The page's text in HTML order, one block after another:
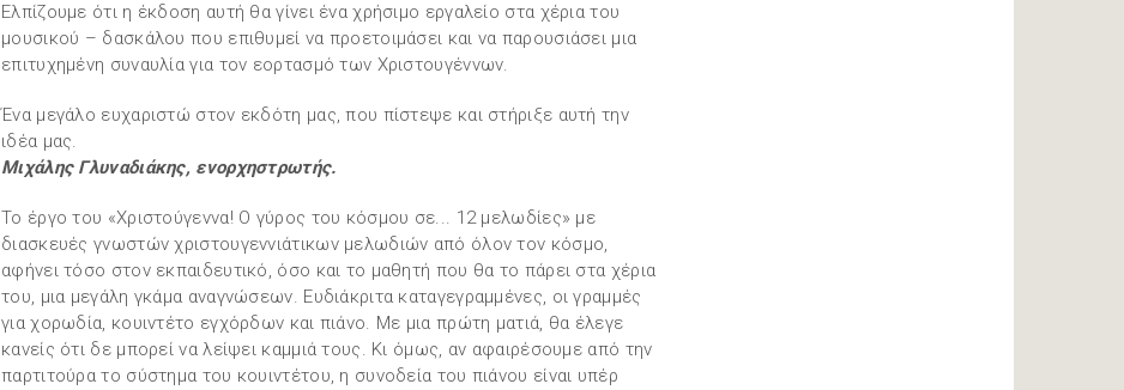
Ελπίζουμε ότι η έκδοση αυτή θα γίνει ένα χρήσιμο εργαλείο στα χέρια του
μουσικού – δασκάλου που επιθυμεί να προετοιμάσει και να παρουσιάσει μια
επιτυχημένη συναυλία για τον εορτασμό των Χριστουγέννων.
Ένα μεγάλο ευχαριστώ στον εκδότη μας, που πίστεψε και στήριξε αυτή την
ιδέα μας.
Μιχάλης Γλυναδιάκης, ενορχηστρωτής.
Το έργο του «Χριστούγεννα! Ο γύρος του κόσμου σε... 12 μελωδίες» με
διασκευές γνωστών χριστουγεννιάτικων μελωδιών από όλον τον κόσμο,
αφήνει τόσο στον εκπαιδευτικό, όσο και το μαθητή που θα το πάρει στα χέρια
του, μια μεγάλη γκάμα αναγνώσεων. Ευδιάκριτα καταγεγραμμένες, οι γραμμές
για χορωδία, κουιντέτο εγχόρδων και πιάνο. Με μια πρώτη ματιά, θα έλεγε
κανείς ότι δε μπορεί να λείψει καμμιά τους. Κι όμως, αν αφαιρέσουμε από την
παρτιτούρα το σύστημα του κουιντέτου, η συνοδεία του πιάνου είναι υπέρ